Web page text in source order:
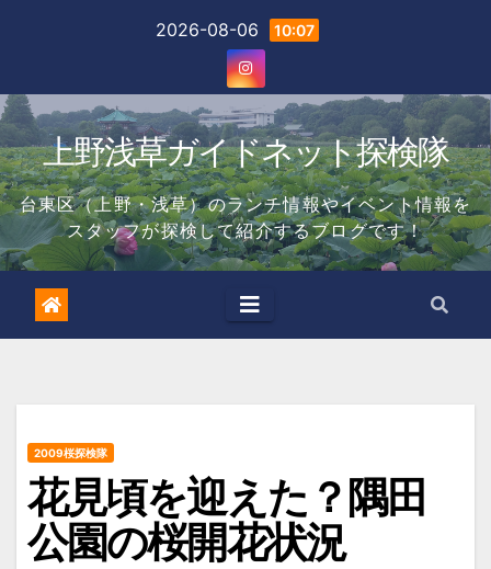
2026-08-06 10:07
上野浅草ガイドネット探検隊
台東区（上野・浅草）のランチ情報やイベント情報を
スタッフが探検して紹介するブログです！
2009桜探検隊
花見頃を迎えた？隅田
公園の桜開花状況